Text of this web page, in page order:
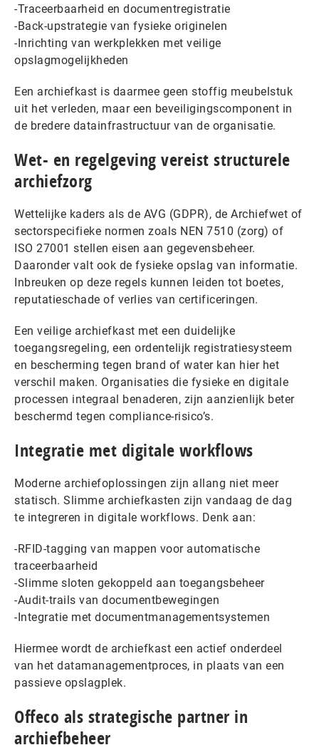
-Traceerbaarheid en documentregistratie
-Back-upstrategie van fysieke originelen
-Inrichting van werkplekken met veilige
opslagmogelijkheden
Een archiefkast is daarmee geen stoffig meubelstuk
uit het verleden, maar een beveiligingscomponent in
de bredere datainfrastructuur van de organisatie.
Wet- en regelgeving vereist structurele
archiefzorg
Wettelijke kaders als de AVG (GDPR), de Archiefwet of
sectorspecifieke normen zoals NEN 7510 (zorg) of
ISO 27001 stellen eisen aan gegevensbeheer.
Daaronder valt ook de fysieke opslag van informatie.
Inbreuken op deze regels kunnen leiden tot boetes,
reputatieschade of verlies van certificeringen.
Een veilige archiefkast met een duidelijke
toegangsregeling, een ordentelijk registratiesysteem
en bescherming tegen brand of water kan hier het
verschil maken. Organisaties die fysieke en digitale
processen integraal benaderen, zijn aanzienlijk beter
beschermd tegen compliance-risico’s.
Integratie met digitale workflows
Moderne archiefoplossingen zijn allang niet meer
statisch. Slimme archiefkasten zijn vandaag de dag
te integreren in digitale workflows. Denk aan:
-RFID-tagging van mappen voor automatische
traceerbaarheid
-Slimme sloten gekoppeld aan toegangsbeheer
-Audit-trails van documentbewegingen
-Integratie met documentmanagementsystemen
Hiermee wordt de archiefkast een actief onderdeel
van het datamanagementproces, in plaats van een
passieve opslagplek.
Offeco als strategische partner in
archiefbeheer